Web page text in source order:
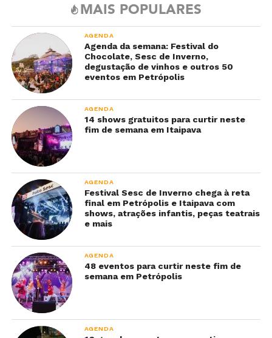
MAIS POPULARES
AGENDA
Agenda da semana: Festival do
Chocolate, Sesc de Inverno,
degustação de vinhos e outros 50
eventos em Petrópolis
AGENDA
14 shows gratuitos para curtir neste
fim de semana em Itaipava
AGENDA
Festival Sesc de Inverno chega à reta
final em Petrópolis e Itaipava com
shows, atrações infantis, peças teatrais
e mais
AGENDA
48 eventos para curtir neste fim de
semana em Petrópolis
AGENDA